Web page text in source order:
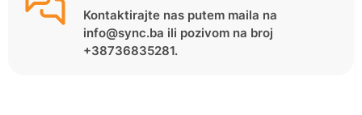
Kontaktirajte nas putem maila na
info@sync.ba ili pozivom na broj
+38736835281.